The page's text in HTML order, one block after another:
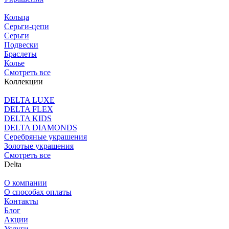
Кольца
Серьги-цепи
Серьги
Подвески
Браслеты
Колье
Смотреть все
Коллекции
DELTA LUXE
DELTA FLEX
DELTA KIDS
DELTA DIAMONDS
Серебряные украшения
Золотые украшения
Смотреть все
Delta
О компании
О способах оплаты
Контакты
Блог
Акции